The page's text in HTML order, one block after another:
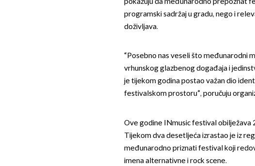
programski sadržaj u gradu, nego i
doživljava.
“Posebno nas veseli što međunarodni
vrhunskog glazbenog događaja i
je tijekom godina postao važan dio
festivalskom prostoru”, poručuju
Ove godine INmusic festival obilježava
Tijekom dva desetljeća izrastao je iz
međunarodno priznati festival koji
imena alternativne i rock scene.